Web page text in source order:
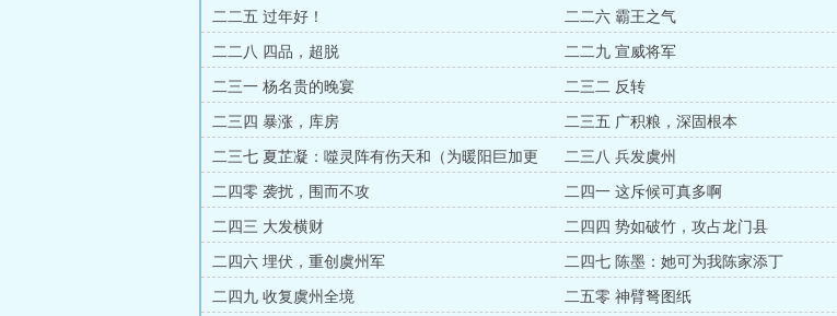
二二五 过年好！ 二二六 霸王之气
二二八 四品，超脱 二二九 宣威将军
二三一 杨名贵的晚宴 二三二 反转
二三四 暴涨，库房 二三五 广积粮，深固根本
二三七 夏芷凝：噬灵阵有伤天和（为暖阳巨加更
3/30）
二三八 兵发虞州
二四零 袭扰，围而不攻 二四一 这斥候可真多啊
二四三 大发横财 二四四 势如破竹，攻占龙门县
二四六 埋伏，重创虞州军 二四七 陈墨：她可为我陈家添丁
二四九 收复虞州全境 二五零 神臂弩图纸